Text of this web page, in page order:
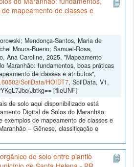
mapeamento de classes e
Mendonça-Santos, Maria de
Moura-Bueno; Samuel-Rosa,
Ana Caroline, 2025, "Mapeamento
Maranhão: fundamentos, boas práticas
de classes e atributos",
SoilData/HOIDT7, SoilData, V1,
Jbtkg== [fileUNF]
de solo aqui disponibilizado está
Digital de Solos do Maranhão:
exemplos de mapeamento de classes e
– Gênese, classificação e
do solo entre plantio